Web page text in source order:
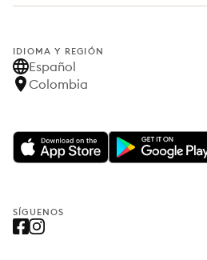
IDIOMA Y REGIÓN
Español
Colombia
SÍGUENOS